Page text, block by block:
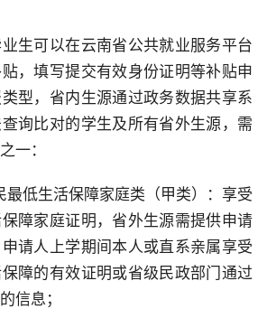
生可以在云南省公共就业服务平台
，填写提交有效身份证明等补贴申
型，省内生源通过政务数据共享系
询比对的学生及所有省外生源，需
一：
最低生活保障家庭类（甲类）：享受
障家庭证明，省外生源需提供申请
请人上学期间本人或直系亲属享受
障的有效证明或省级民政部门通过
信息；